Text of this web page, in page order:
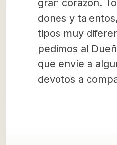
gran corazón.
dones y
tipos muy
pedimos al
que envíe a
devotos a